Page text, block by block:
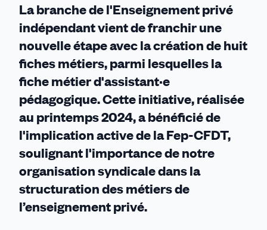
La branche de l'Enseignement privé
indépendant vient de franchir une
nouvelle étape avec la création de huit
fiches métiers, parmi lesquelles la
fiche métier d'assistant·e
pédagogique. Cette initiative, réalisée
au printemps 2024, a bénéficié de
l'implication active de la Fep-CFDT,
soulignant l'importance de notre
organisation syndicale dans la
structuration des métiers de
l’enseignement privé.